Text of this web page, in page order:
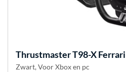
ThrustmasterT98-X
Zwart, Voor Xbox en pc